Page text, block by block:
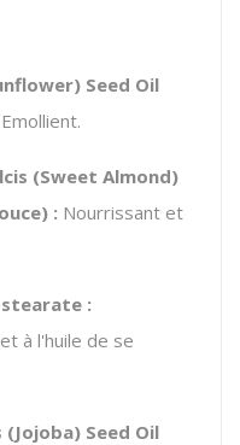
Seed Oil
Emollient.
(Sweet Almond)
: Nourrissant et
:
à l'huile de se
(Jojoba) Seed Oil